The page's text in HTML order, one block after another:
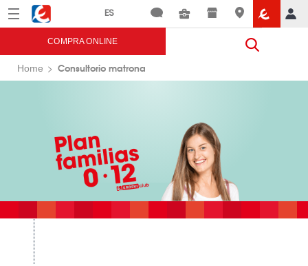
Menú Eroski
COMPRA ONLINE
Home Consultorio matrona